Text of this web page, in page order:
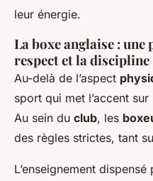
leur énergie.
La boxe anglaise :
respect et la discipline
Au-delà de l’aspect
sport qui met l’accent
Au sein du club, les
des règles strictes, tant
L’enseignement dispensé